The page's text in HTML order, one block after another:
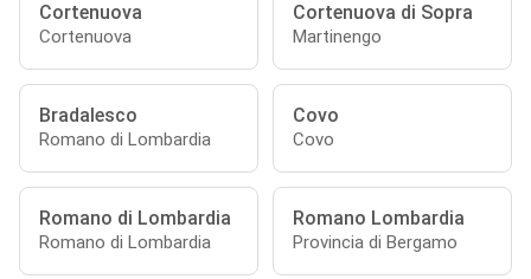
Cortenuova
Cortenuova
Cortenuova di Sopra
Martinengo
Bradalesco
Romano di Lombardia
Covo
Covo
Romano di Lombardia
Romano di Lombardia
Romano Lombardia
Provincia di Bergamo